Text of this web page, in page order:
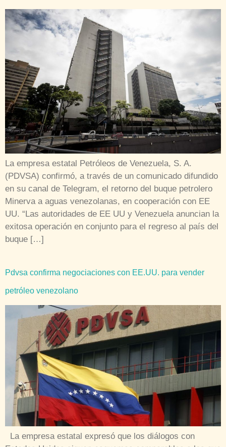
La empresa estatal Petróleos de Venezuela, S. A.
(PDVSA) confirmó, a través de un comunicado difundido
en su canal de Telegram, el retorno del buque petrolero
Minerva a aguas venezolanas, en cooperación con EE
UU. “Las autoridades de EE UU y Venezuela anuncian la
exitosa operación en conjunto para el regreso al país del
buque […]
Pdvsa confirma negociaciones con EE.UU. para vender
petróleo venezolano
La empresa estatal expresó que los diálogos con